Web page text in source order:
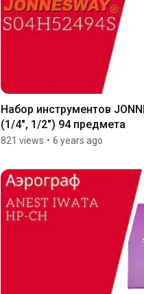
Набор инструментов
(1/4", 1/2") 94 предмета
821 views • 6 years ago